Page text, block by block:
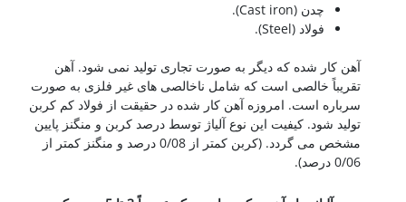
چدن (Cast iron).
فولاد (Steel).
آهن کار شده که دیگر به صورت تجاری تولید نمی شود. آهن
تقریباً خالصی است که شامل ناخالصی های غیر فلزی به صورت
سرباره است. امروزه آهن کار شده در حقیقت از فولاد کم کربن
تولید شود. کیفیت این نوع آلیاژ توسط درصد کربن و منگنز پایین
مشخص می گردد. (کربن کمتر از 0/08 درصد و منگنز کمتر از
0/06 درصد).